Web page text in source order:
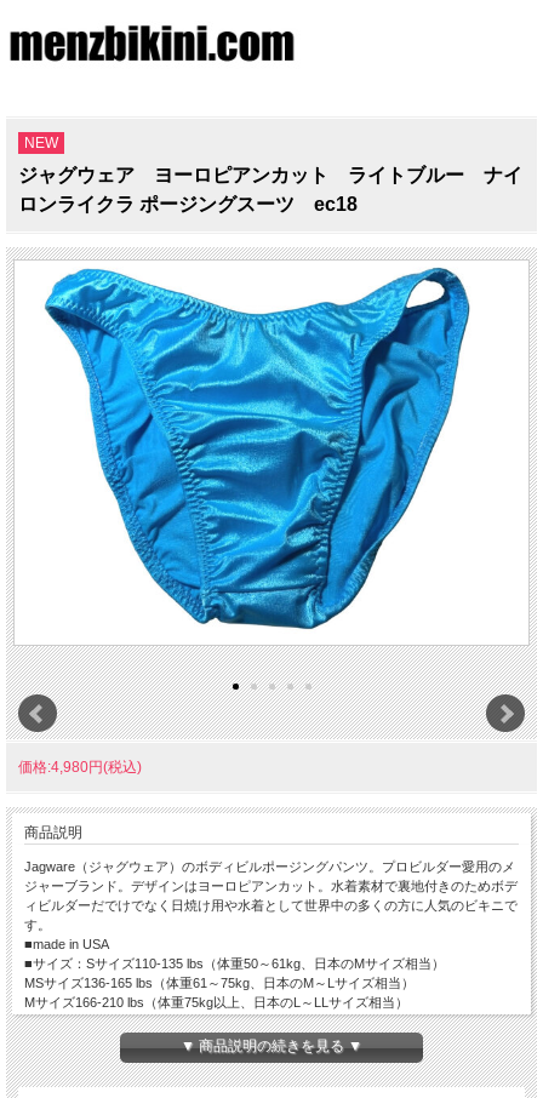
NEW
ジャグウェア ヨーロピアンカット ライトブルー ナイ
ロンライクラ ポージングスーツ ec18
価格:4,980円(税込)
商品説明
Jagware（ジャグウェア）のボディビルポージングパンツ。プロビルダー愛用のメ
ジャーブランド。デザインはヨーロピアンカット。水着素材で裏地付きのためボデ
ィビルダーだでけでなく日焼け用や水着として世界中の多くの方に人気のビキニで
す。
■made in USA
■サイズ：Sサイズ110-135 lbs（体重50～61kg、日本のMサイズ相当）
MSサイズ136-165 lbs（体重61～75kg、日本のM～Lサイズ相当）
Mサイズ166-210 lbs（体重75kg以上、日本のL～LLサイズ相当）
Ｌサイズ210 lbs～（体重95～113kg、日本のLLサイズ以上）
■素材：ナイロン88％、スパンデックス12％
■生地の伸び：普通、厚さ：普通
▼ 商品説明の続きを見る ▼